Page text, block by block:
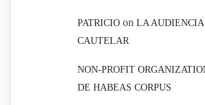
PATRICIO on LA
CAUTELAR
NON-PROFIT
DE HABEAS CORPUS